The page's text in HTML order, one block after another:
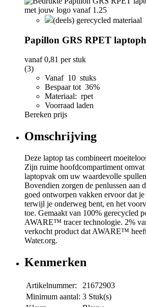
(deels) gerecycled materiaal
Papillon GRS RPET
vanaf0,81 per stuk
(3)
Vanaf 10 stuks
Bespaar tot 36%
Materiaal: rpet
Voorraad laden
Bereken prijs
Omschrijving
Deze laptop tas combineert
Zijn ruime hoofdcompartiment omvat
laptopvak om uw waardevolle
Bovendien zorgen de penlussen aan
goed ontworpen vakken ervoor dat
terwijl je onderweg bent, en het
toe. Gemaakt van 100% gerecycled
AWARE™ tracer technologie. 2%
verkocht product dat AWARE™
Water.org.
Kenmerken
Artikelnummer:
21672903
Minimum aantal: 3 Stuk(s)